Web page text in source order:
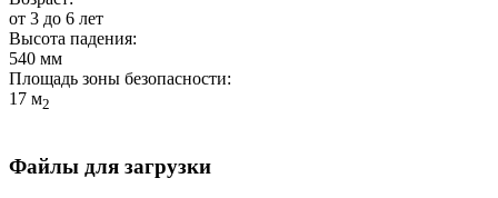
от 3 до 6 лет
Высота падения:
540 мм
Площадь зоны безопасности:
17 м2
Файлы для загрузки